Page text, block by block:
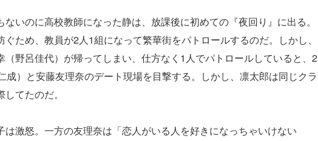
いのに高校教師になった静は、放課後に初めての『夜回り』に出る。
ため、教員が2人1組になって繁華街をパトロールするのだ。しかし、
野呂佳代）が帰ってしまい、仕方なく1人でパトロールしていると、2
成）と安藤友理奈のデート現場を目撃する。しかし、凛太郎は同じクラ
てたのだ。
激怒。一方の友理奈は「恋人がいる人を好きになっちゃいけない